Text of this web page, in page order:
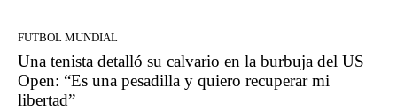
FUTBOL MUNDIAL
Una tenista detalló su calvario en la burbuja del US
Open: “Es una pesadilla y quiero recuperar mi
libertad”